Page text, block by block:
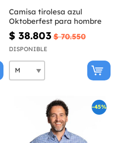
Camisa tirolesa azul
Oktoberfest para hombre
$ 38.803 $ 70.550
DISPONIBLE
-45%